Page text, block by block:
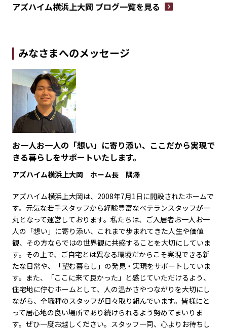
アズハイム横浜上大岡 ブログ一覧を見る
みなさまへのメッセージ
お一人お一人の「想い」に寄り添い、ここだから実現で
きる暮らしをサポートいたします。
アズハイム横浜上大岡 ホーム長 隅澤
アズハイム横浜上大岡は、2008年7月1日に開設されたホームで
す。元気な若手スタッフから経験豊富なベテランスタッフが一
丸となって運営しております。私たちは、ご入居者お一人お一
人の「想い」に寄り添い、これまで歩まれてきた人生や価値
観、その方ならではの世界観に共感することを大切にしていま
す。その上で、ご自宅とは異なる環境だからこそ実現できる新
たな日常や、「望む暮らし」の発見・実現をサポートしていま
す。また、「ここに来て良かった」と感じていただけるよう、
住宅地に佇むホームとして、人の温かさやつながりを大切にし
ながら、全職種のスタッフが日々取り組んでいます。皆様にと
って居心地の良い場所であり続けられるよう努めてまいりま
す。ぜひ一度お越しください。スタッフ一同、心よりお待ちし